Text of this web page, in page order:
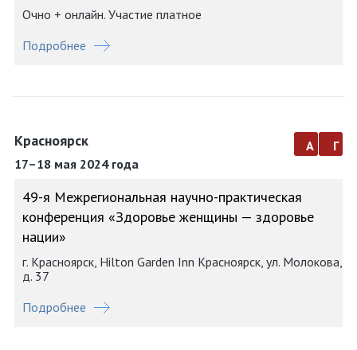
Очно + онлайн. Участие платное
Подробнее
Красноярск
17–18 мая 2024 года
а г
49-я Межрегиональная научно-практическая
конференция «Здоровье женщины — здоровье
нации»
г. Красноярск, Hilton Garden Inn Красноярск, ул. Молокова,
д. 37
Подробнее